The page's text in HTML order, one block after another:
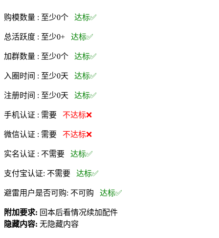
购模数量 : 至少0个 达标✅
总活跃度 : 至少0+ 达标✅
加群数量 : 至少0个 达标✅
入圈时间 : 至少0天 达标✅
注册时间 : 至少0天 达标✅
手机认证 : 需要 不达标❌
微信认证 : 需要 不达标❌
实名认证 : 不需要 达标✅
支付宝认证: 不需要 达标✅
避雷用户是否可购: 不可购 达标✅
附加要求: 回本后看情况续加配件
隐藏内容: 无隐藏内容